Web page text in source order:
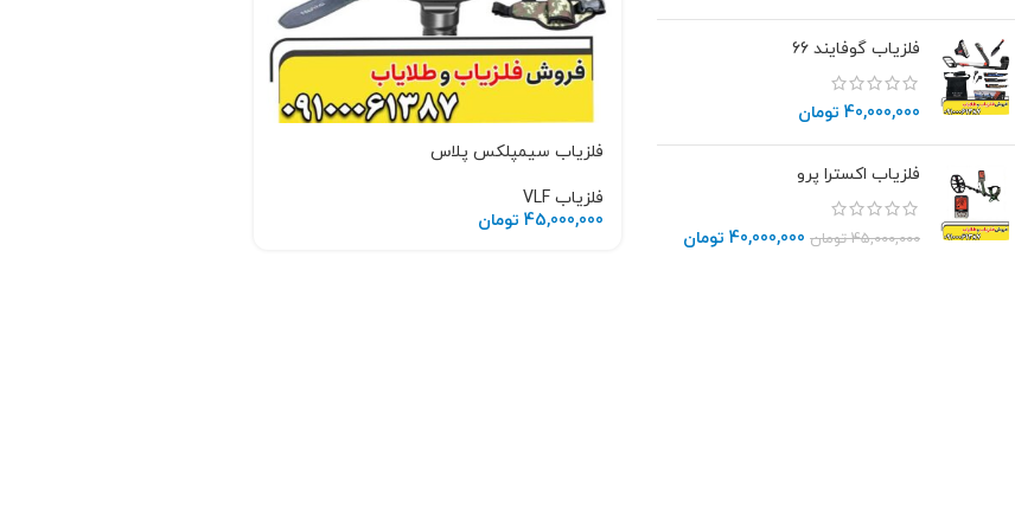
فلزیاب گوفایند 66
40,000,000 تومان
فلزیاب اکسترا پرو
45,000,000 تومان 40,000,000 تومان
فلزیاب سیمپلکس پلاس
فلزیاب VLF
45,000,000 تومان